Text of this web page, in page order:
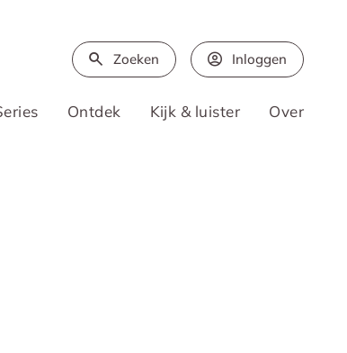
Zoeken Inloggen
Ontdek Kijk & luister Over